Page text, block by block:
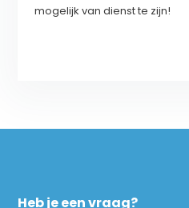
mogelijk van dienst te zijn!
Heb je een vraag?